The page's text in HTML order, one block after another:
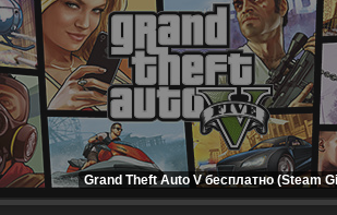
Grand Theft Auto V бесплатно (Steam